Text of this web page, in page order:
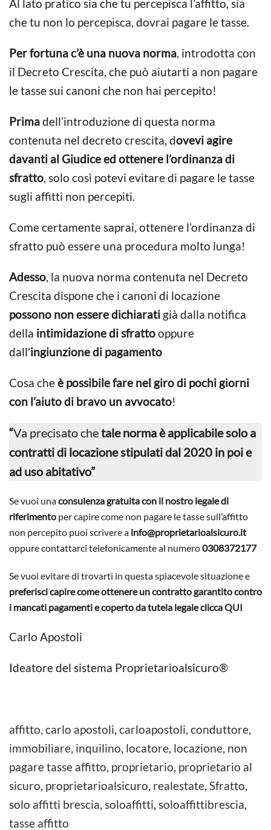
Al lato pratico sia che tu percepisca l’affitto, sia
che tu non lo percepisca, dovrai pagare le tasse.
Per fortuna c’è una nuova norma, introdotta con
il Decreto Crescita, che può aiutarti a non pagare
le tasse sui canoni che non hai percepito!
Primadell’introduzione di questa norma
contenuta nel decreto crescita, dovevi agire
davanti al Giudice ed ottenere l’ordinanza di
sfratto, solo così potevi evitare di pagare le tasse
sugli affitti non percepiti.
Come certamente saprai, ottenere l’ordinanza di
sfratto può essere una procedura molto lunga!
Adesso, la nuova norma contenuta nel Decreto
Crescita dispone che i canoni di locazione
possono non essere dichiarati già dalla notifica
della intimidazione di sfrattooppure
dall’ingiunzione di pagamento
Cosa cheè possibile fare nel giro di pochi giorni
con l’aiuto di bravo un avvocato!
“Va precisato chetale norma è applicabile solo a
contratti di locazione stipulati dal 2020 in poi e
ad uso abitativo”
Se vuoi unaconsulenza gratuita con il nostro legale di
riferimento per capire come non pagare le tasse sull’affitto
non percepito puoi scrivere a info@proprietarioalsicuro.it
oppure contattarci telefonicamente al numero0308372177
Se vuoi evitare di trovarti in questa spiacevole situazione e
preferisci capire come ottenere un contratto garantito contro
i mancati pagamenti e coperto da tutela legale cliccaQUI
Carlo Apostoli
Ideatore del sistema Proprietarioalsicuro®
affitto, carlo apostoli, carloapostoli, conduttore,
immobiliare, inquilino, locatore, locazione, non
pagare tasse affitto, proprietario, proprietario al
sicuro, proprietarioalsicuro, realestate, Sfratto,
solo affitti brescia, soloaffitti, soloaffittibrescia,
tasse affitto